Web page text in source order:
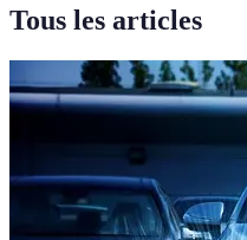
Tous les articles